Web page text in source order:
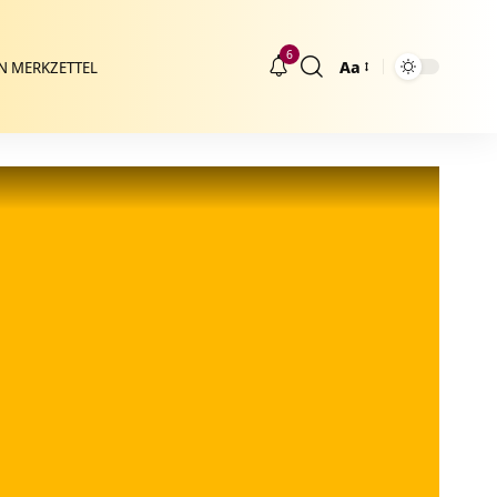
MERKZETTEL
6
Größenänderung
Aa